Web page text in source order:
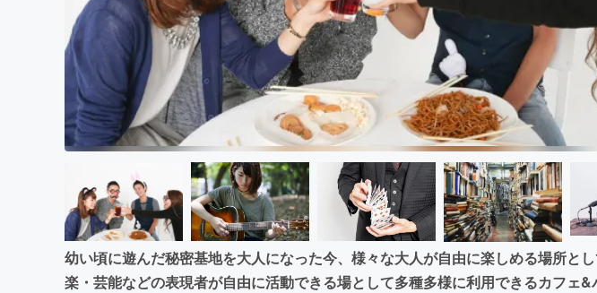
CAMPFIRE for Social
CAMPFIREふるさと
幼い頃に遊んだ秘密基地を大人になった今、様々な大人が自由に楽しめる場所と
楽・芸能などの表現者が自由に活動できる場として多種多様に利用できるカフェ&